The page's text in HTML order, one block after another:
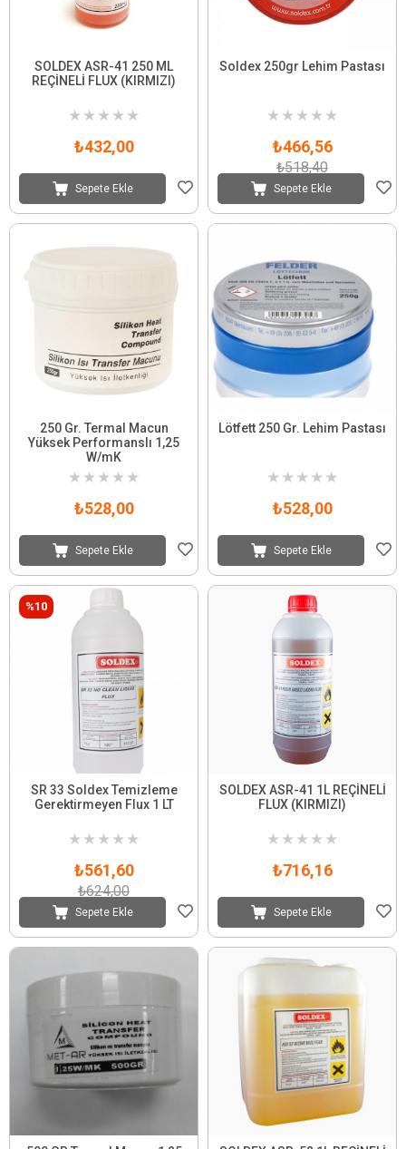
SOLDEX ASR-41 250 ML
REÇİNELİ FLUX (KIRMIZI)
★ ★ ★ ★ ★
₺432,00
Sepete Ekle
Soldex 250gr Lehim Pastası
★ ★ ★ ★ ★
₺466,56
₺518,40
Sepete Ekle
250 Gr. Termal Macun
Yüksek Performanslı 1,25
W/mK
★ ★ ★ ★ ★
₺528,00
Sepete Ekle
Lötfett 250 Gr. Lehim Pastası
★ ★ ★ ★ ★
₺528,00
Sepete Ekle
SR 33 Soldex Temizleme
Gerektirmeyen Flux 1 LT
★ ★ ★ ★ ★
₺561,60
₺624,00
Sepete Ekle
%10
SOLDEX ASR-41 1L REÇİNELİ
FLUX (KIRMIZI)
★ ★ ★ ★ ★
₺716,16
Sepete Ekle